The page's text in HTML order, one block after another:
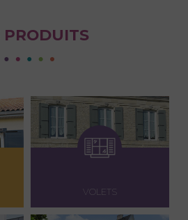
PRODUITS
VOLETS